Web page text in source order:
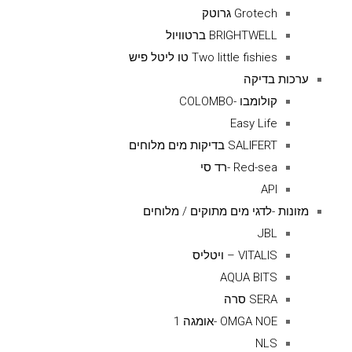
Grotech גרוטק
BRIGHTWELL ברטוויול
Two little fishies טו ליטל פיש
ערכות בדיקה
קולומבו -COLOMBO
Easy Life
SALIFERT בדיקות מים מלוחים
Red-sea -רד סי
API
מזונות -לדגי מים מתוקים / מלוחים
JBL
VITALIS – ויטליס
AQUA BITS
SERA סרה
OMGA NOE -אומגה 1
NLS